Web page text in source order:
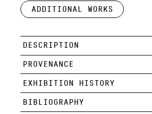
Additional works
DESCRIPTION
PROVENANCE
EXHIBITION HISTORY
BIBLIOGRAPHY